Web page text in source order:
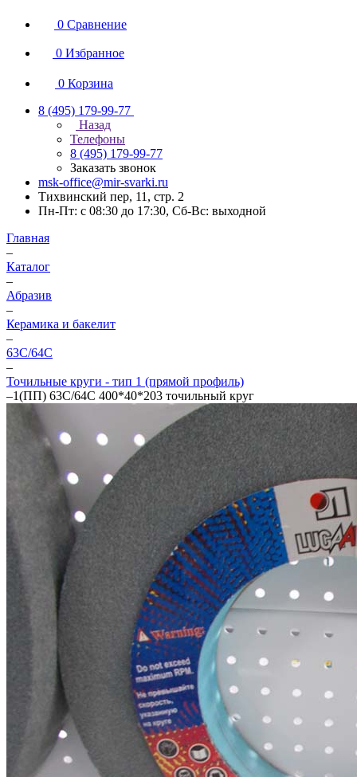
0 Сравнение
0 Избранное
0 Корзина
8 (495) 179-99-77
Назад
Телефоны
8 (495) 179-99-77
Заказать звонок
msk-office@mir-svarki.ru
Тихвинский пер, 11, стр. 2
Пн-Пт: с 08:30 до 17:30, Сб-Вс: выходной
Главная
–
Каталог
–
Абразив
–
Керамика и бакелит
–
63С/64С
–
Точильные круги - тип 1 (прямой профиль)
–1(ПП) 63С/64C 400*40*203 точильный круг